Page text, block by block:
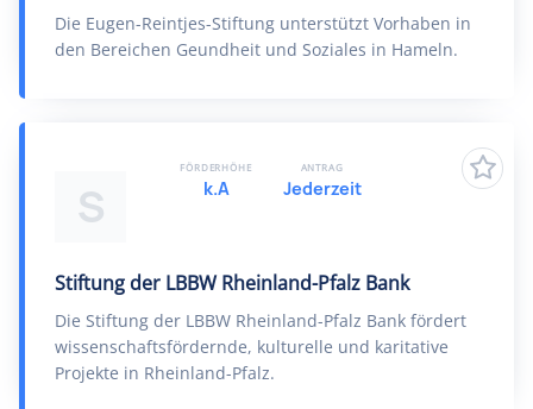
Die Eugen-Reintjes-Stiftung unterstützt Vorhaben in
den Bereichen Geundheit und Soziales in Hameln.
S
Stiftung der LBBW Rheinland-Pfalz Bank
Die Stiftung der LBBW Rheinland-Pfalz Bank fördert
wissenschaftsfördernde, kulturelle und karitative
Projekte in Rheinland-Pfalz.
FÖRDERHÖHE
k.A
ANTRAG
Jederzeit